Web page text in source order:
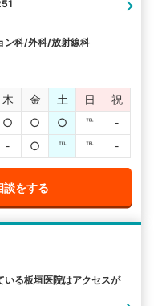
ン科/外科/放射線科
木 金 土 日
祝
○ ○ ○ ℡
-
- ○ ℡ ℡ -
談をする
いる板垣医院はアクセスが